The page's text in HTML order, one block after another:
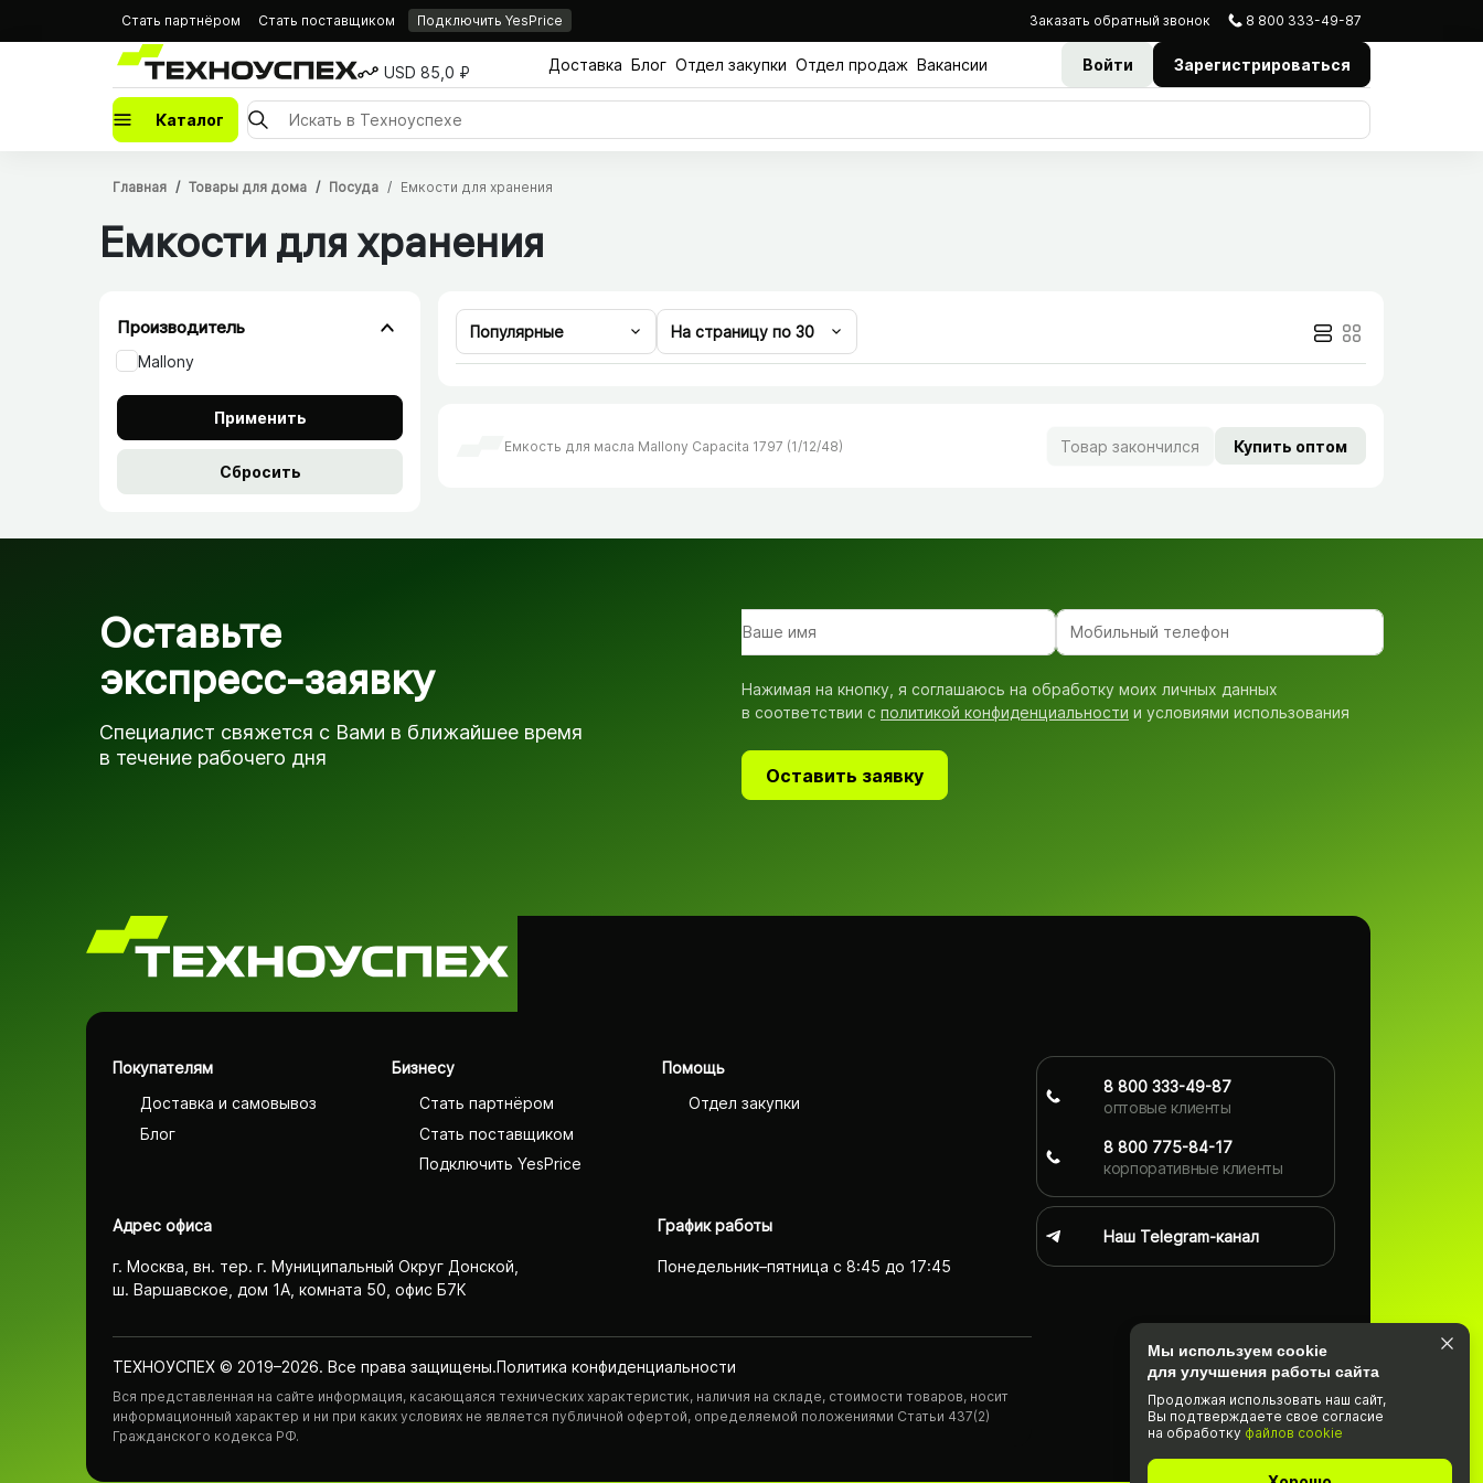
Стать партнёром Стать поставщиком Подключить YesPrice Заказать обратный звонок 8 800 333-49-87
USD 85,0 ₽ Доставка Блог Отдел закупки Отдел продаж Вакансии Войти Зарегистрироваться
Каталог
Главная Товары для дома Посуда Емкости для хранения
Емкости для хранения
Производитель
Mallony
Популярные На страницу по 30
Емкость для масла Mallony Capacita 1797 (1/​12/​48) Товар закончился Купить оптом
Оставьте
экспресс-заявку
Специалист свяжется с Вами в ближайшее время
в течение рабочего дня
Нажимая на кнопку, я соглашаюсь на обработку моих личных данных
в соответствии с политикой конфиденциальности и условиями использования
Оставить заявку
Покупателям
Доставка и самовывоз
Блог
Бизнесу
Стать партнёром
Стать поставщиком
Подключить YesPrice
Помощь
Отдел закупки
Адрес офиса
г. Москва, вн. тер. г. Муниципальный Округ Донской,
ш. Варшавское, дом 1А, комната 50, офис Б7К
График работы
Понедельник–пятница с 8:45 до 17:45
ТЕХНОУСПЕХ © 2019–2026. Все права защищены.Политика конфиденциаль­ности
Вся представленная на сайте информация, касающаяся технических характеристик, наличия на складе, стоимости товаров, носит
информационный характер и ни при каких условиях не является публичной офертой, определяемой положениями Статьи 437(2)
Гражданского кодекса РФ.
8 800 333-49-87
оптовые клиенты
8 800 775-84-17
корпоративные клиенты
Наш Telegram-канал
Мы используем cookie
для улучшения работы сайта
Продолжая использовать наш cайт,
Вы подтвержда­ете свое согласие
на обработку файлов cookie